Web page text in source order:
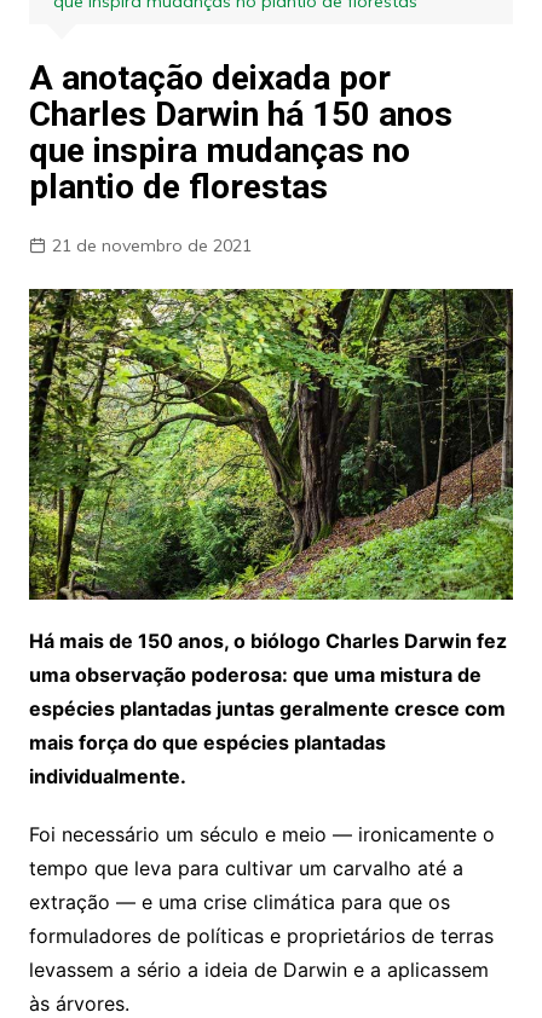
A anotação deixada por
Charles Darwin há 150 anos
que inspira mudanças no
plantio de florestas
21 de novembro de 2021
Há mais de 150 anos, o biólogo Charles Darwin fez
uma observação poderosa: que uma mistura de
espécies plantadas juntas geralmente cresce com
mais força do que espécies plantadas
individualmente.
Foi necessário um século e meio — ironicamente o
tempo que leva para cultivar um carvalho até a
extração — e uma crise climática para que os
formuladores de políticas e proprietários de terras
levassem a sério a ideia de Darwin e a aplicassem
às árvores.